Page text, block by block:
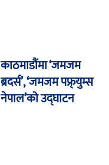
काठमाडौंमा ‘जमजम
ब्रदर्स’, ‘जमजम पफ्र्युम्स
नेपाल’को उद्घाटन